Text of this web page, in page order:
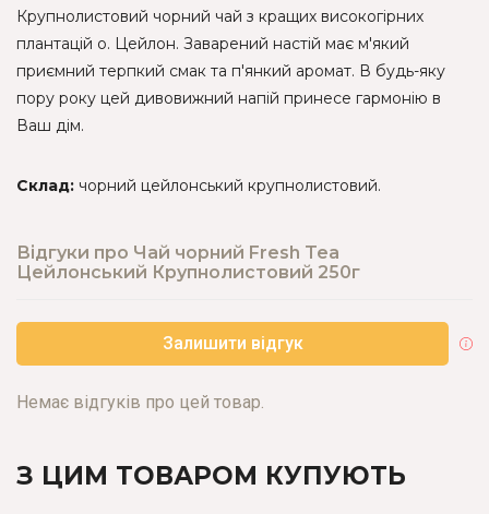
Крупнолистовий чорний чай з кращих високогірних
плантацій о. Цейлон. Заварений настій має м'який
приємний терпкий смак та п'янкий аромат. В будь-яку
пору року цей дивовижний напій принесе гармонію в
Ваш дім.
Склад: чорний цейлонський крупнолистовий.
Відгуки про Чай чорний Fresh Tea
Цейлонський Крупнолистовий 250г
Залишити відгук
Немає відгуків про цей товар.
З ЦИМ ТОВАРОМ КУПУЮТЬ